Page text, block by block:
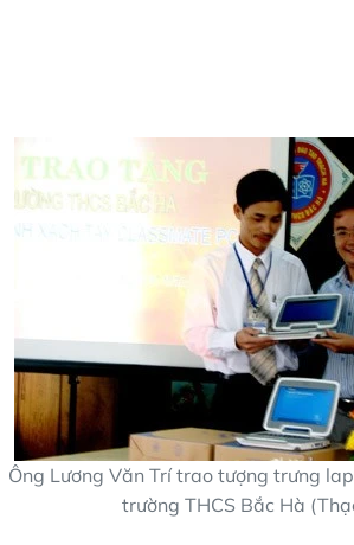
Ông Lương Văn Trí trao tượng trưng
trường THCS Bắc Hà